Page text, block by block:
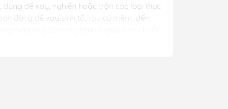
để xay, nghiền hoặc trộn các loại thực
dùng để xay sinh tố, rau củ mềm, đến
thực phẩm.